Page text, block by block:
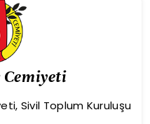
Cemiyeti
Sivil Toplum Kuruluşu